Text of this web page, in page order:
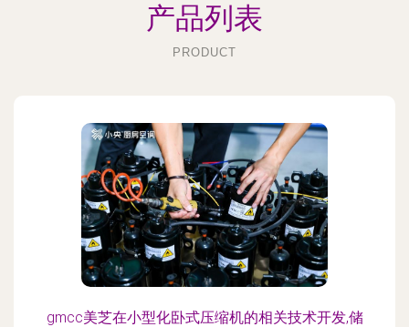
产品列表
PRODUCT
gmcc美芝在小型化卧式压缩机的相关技术开发,储